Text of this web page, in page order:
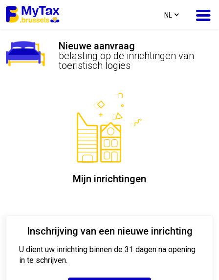
naar
naar
text.language
NL
Nieuwe aanvraag
belasting op de inrichtingen van
toeristisch logies
Mijn inrichtingen
Inschrijving van een nieuwe inrichting
U dient uw inrichting binnen de 31 dagen na opening
in te schrijven.